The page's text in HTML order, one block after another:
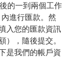
的一到兩個工作
進行匯款。然
入您的匯款資訊
），隨後提交。
是我們的帳戶資